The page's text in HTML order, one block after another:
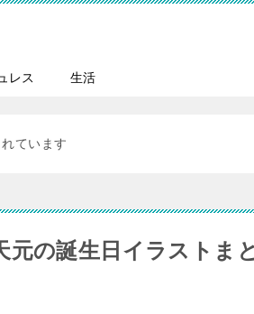
レス 生活
ています
元の誕生日イラスト